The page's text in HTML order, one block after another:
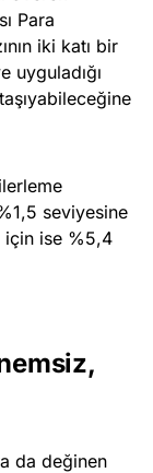
Para
iki katı bir
uyguladığı
seviyesine
için ise %5,4
da değinen